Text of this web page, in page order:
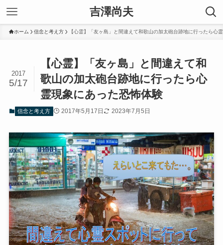
吉澤尚夫
ホーム 信念と考え方 【心霊】「友ヶ島」と間違えて和歌山の加太砲台跡地に行ったら心
【心霊】「友ヶ島」と間違えて和
歌山の加太砲台跡地に行ったら心
霊現象にあった恐怖体験
2017
5/17
信念と考え方 2017年5月17日 2023年7月5日